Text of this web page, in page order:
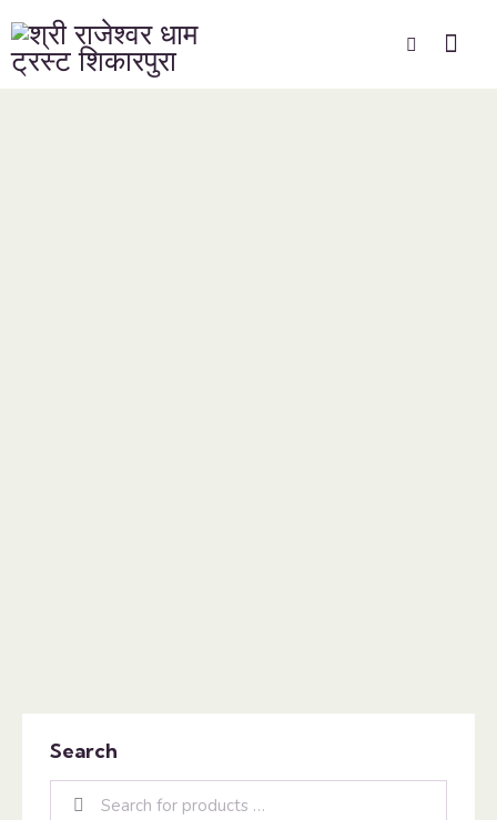
Search